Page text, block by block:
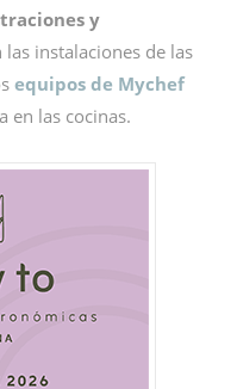
y
las instalaciones de las
equipos de Mychef
en las cocinas.